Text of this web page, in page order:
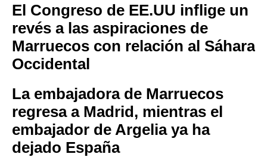
El Congreso de EE.UU inflige un
revés a las aspiraciones de
Marruecos con relación al Sáhara
Occidental
La embajadora de Marruecos
regresa a Madrid, mientras el
embajador de Argelia ya ha
dejado España